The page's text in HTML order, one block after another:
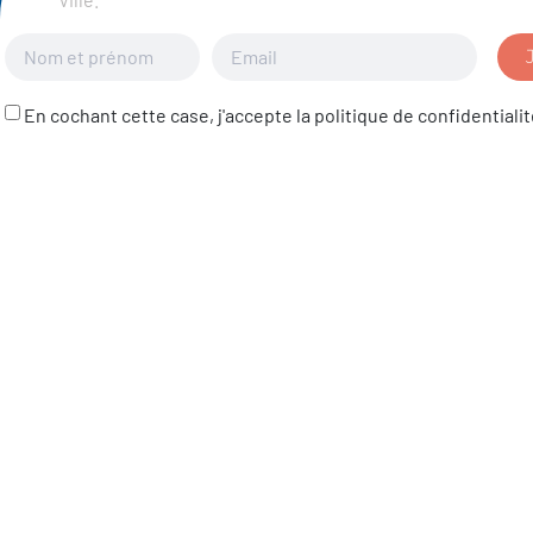
En cochant cette case, j'accepte la politique de